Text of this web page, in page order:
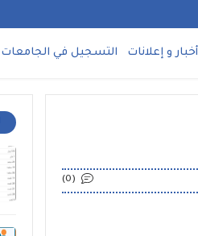
أخبار و إعلانات التسجيل في الجامعات
(0)